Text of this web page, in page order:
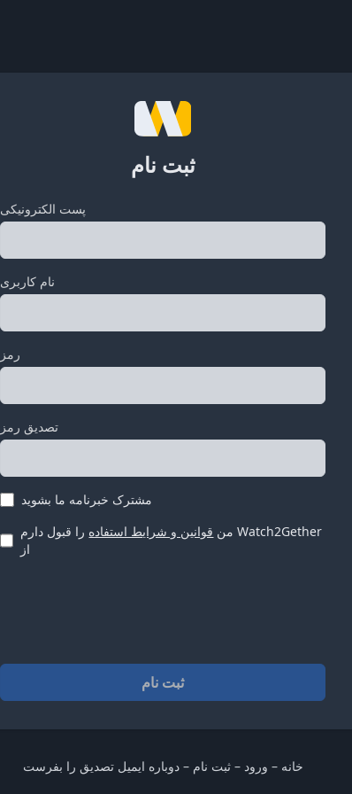
ثبت نام
پست الکترونیکی
نام کاربری
رمز
تصدیق رمز
مشترک خبرنامه ما بشوید
من قوانین و شرایط استفاده را قبول دارم Watch2Gether
از
ثبت نام
خانه– ورود–ثبت نام–دوباره ایمیل تصدیق را بفرست